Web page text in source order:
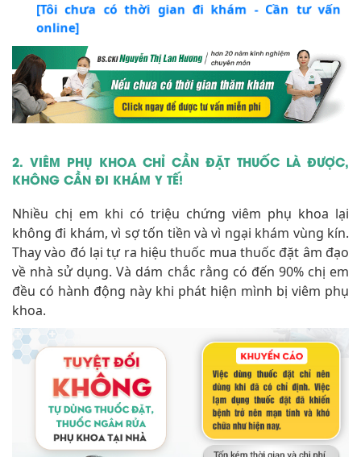
[Tôi chưa có thời gian đi khám - Cần tư vấn
online]
2. VIÊM PHỤ KHOA CHỈ CẦN ĐẶT THUỐC LÀ ĐƯỢC,
KHÔNG CẦN ĐI KHÁM Y TẾ!
Nhiều chị em khi có triệu chứng viêm phụ khoa lại
không đi khám, vì sợ tốn tiền và vì ngại khám vùng kín.
Thay vào đó lại tự ra hiệu thuốc mua thuốc đặt âm đạo
về nhà sử dụng. Và dám chắc rằng có đến 90% chị em
đều có hành động này khi phát hiện mình bị viêm phụ
khoa.